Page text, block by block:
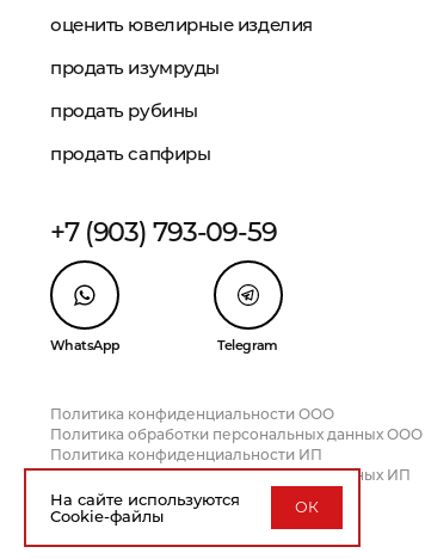
оценить ювелирные изделия
продать изумруды
продать рубины
продать сапфиры
+7 (903) 793-09-59
WhatsApp Telegram
Политика конфиденциальности ООО
Политика обработки персональных данных ООО
Политика конфиденциальности ИП
Политика обработки персональных данных ИП
На сайте используются
Cookie-файлы
ОК